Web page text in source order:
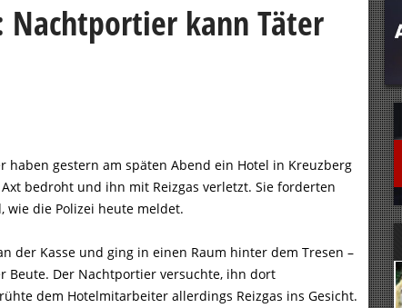
kann Täter
haben gestern am späten Abend ein Hotel in Kreuzberg
bedroht und ihn mit Reizgas verletzt. Sie forderten
wie die Polizei heute meldet.
der Kasse und ging in einen Raum hinter dem Tresen –
Beute. Der Nachtportier versuchte, ihn dort
dem Hotelmitarbeiter allerdings Reizgas ins Gesicht.